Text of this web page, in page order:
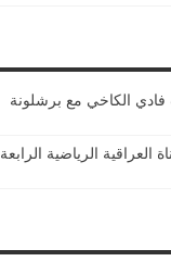
فادي الكاخي مع برشلونة
العراقية الرياضية الرابعة